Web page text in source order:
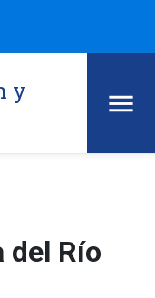
y
del Río